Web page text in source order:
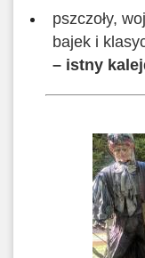
pszczoły,
bajek i
– istny